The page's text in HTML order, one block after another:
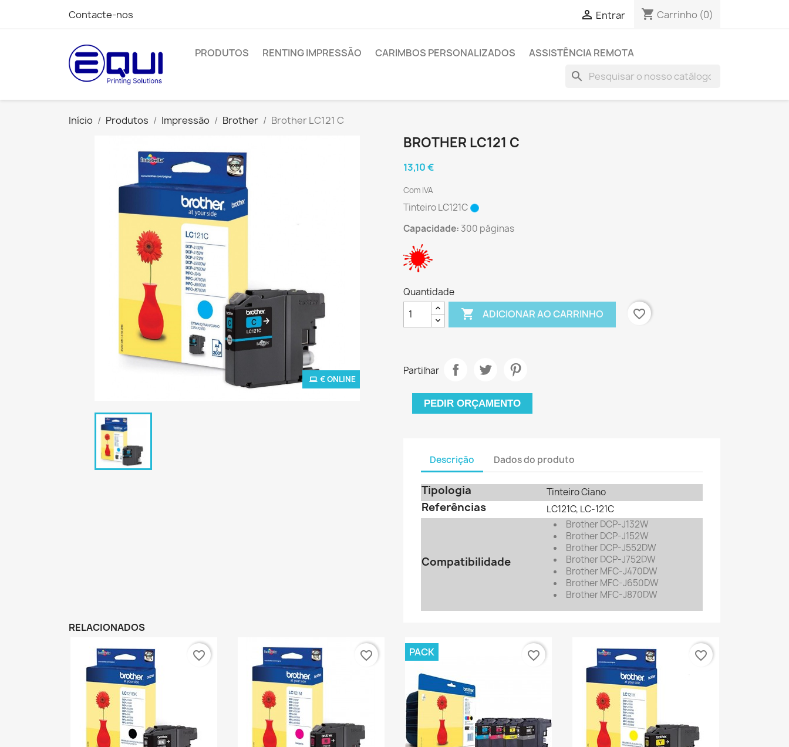
Contacte-nos  Entrar shopping_cart Carrinho (0)
PRODUTOS RENTING IMPRESSÃO CARIMBOS PERSONALIZADOS ASSISTÊNCIA REMOTA
search
Início Produtos Impressão Brother Brother LC121 C
€ ONLINE
BROTHER LC121 C
13,10 €
Com IVA
Tinteiro LC121C
Capacidade: 300 páginas
Quantidade
 ADICIONAR AO CARRINHO favorite_border
Partilhar
PEDIR ORÇAMENTO
Descrição Dados do produto
Tipologia Tinteiro Ciano
Referências LC121C, LC-121C
Compatibilidade
Brother DCP-J132W
BrotherDCP-J152W
BrotherDCP-J552DW
BrotherDCP-J752DW
BrotherMFC-J470DW
BrotherMFC-J650DW
BrotherMFC-J870DW
RELACIONADOS
favorite_border favorite_border PACK favorite_border favorite_border